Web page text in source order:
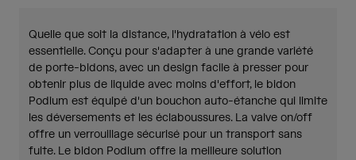
Quelle que soit la distance, l'hydratation à vélo est
essentielle. Conçu pour s'adapter à une grande variété
de porte-bidons, avec un design facile à presser pour
obtenir plus de liquide avec moins d'effort, le bidon
Podium est équipé d'un bouchon auto-étanche qui limite
les déversements et les éclaboussures. La valve on/off
offre un verrouillage sécurisé pour un transport sans
fuite. Le bidon Podium offre la meilleure solution